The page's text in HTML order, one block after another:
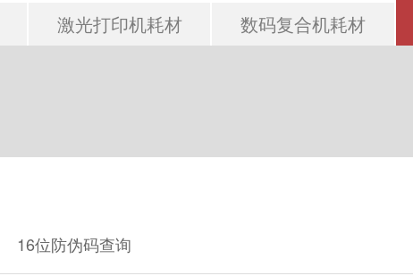
激光打印机耗材 数码复合机耗材
16位防伪码查询